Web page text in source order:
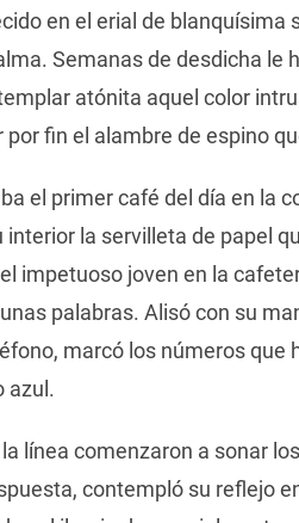
en el erial de blanquísima
Semanas de desdicha le
atónita aquel color
fin el alambre de espino
el primer café del día en la
interior la servilleta de papel
impetuoso joven en la
palabras. Alisó con su
marcó los números que
azul.
línea comenzaron a sonar
contempló su reflejo